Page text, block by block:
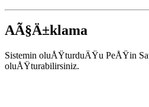
AÃ§Ä±klama
Sistemin oluÅŸturduÄŸu PeÅŸin
oluÅŸturabilirsiniz.